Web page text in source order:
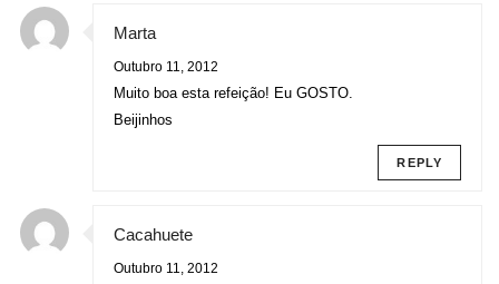
Marta
Outubro 11, 2012
Muito boa esta refeição! Eu GOSTO.
Beijinhos
REPLY
Cacahuete
Outubro 11, 2012